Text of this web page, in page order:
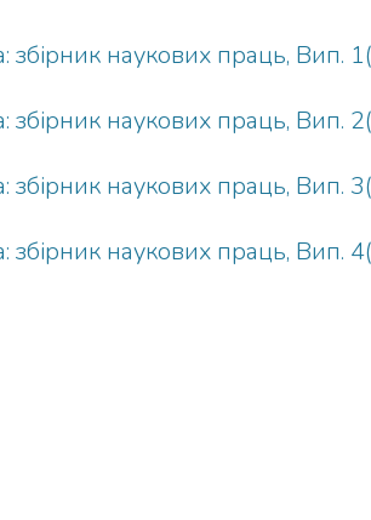
збірник наукових праць, Вип.
збірник наукових праць, Вип.
збірник наукових праць, Вип.
збірник наукових праць, Вип.